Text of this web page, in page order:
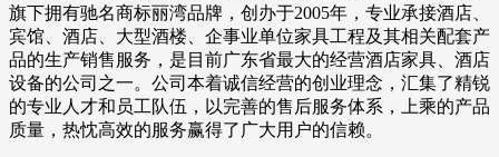
旗下拥有驰名商标丽湾品牌，创办于2005年，专业承接酒店、
宾馆、酒店、大型酒楼、企事业单位家具工程及其相关配套产
品的生产销售服务，是目前广东省最大的经营酒店家具、酒店
设备的公司之一。公司本着诚信经营的创业理念，汇集了精锐
的专业人才和员工队伍，以完善的售后服务体系，上乘的产品
质量，热忱高效的服务赢得了广大用户的信赖。